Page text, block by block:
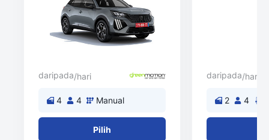
daripada/hari
4 4 Manual
Pilih
daripada/hari
2 4